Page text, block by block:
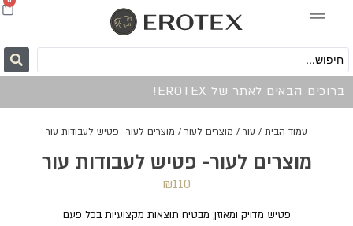
ברוכים הבאים לאתר של EROTEX!
עמוד הבית / עור / מוצרים לעור / מוצרים לעור- פטיש לעבודות עור
מוצרים לעור- פטיש לעבודות עור
₪110
פטיש מדויק ומאוזן, מבטיח תוצאות מקצועיות בכל פעם